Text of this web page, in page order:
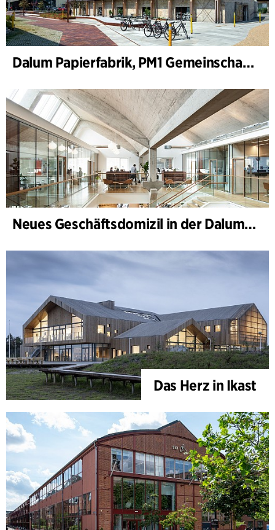
Dalum Papierfabrik, PM1 Gemeinschaftshaus
Neues Geschäftsdomizil in der Dalum Papirfabrik
Das Herz in Ikast